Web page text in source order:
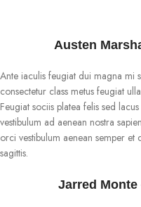
Austen
Ante iaculis feugiat dui magna mi
consectetur class metus feugiat
Feugiat sociis platea felis sed
vestibulum ad aenean nostra
orci vestibulum aenean semper
sagittis.
Jarred